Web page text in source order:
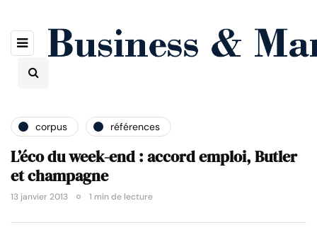
corpus références
L’éco du week-end : accord emploi, Butler
et champagne
13 janvier 2013 1 min de lecture